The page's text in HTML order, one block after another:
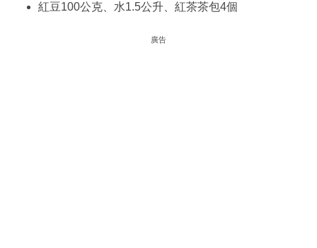
紅豆100公克、水1.5公升、紅茶茶包4個
廣告